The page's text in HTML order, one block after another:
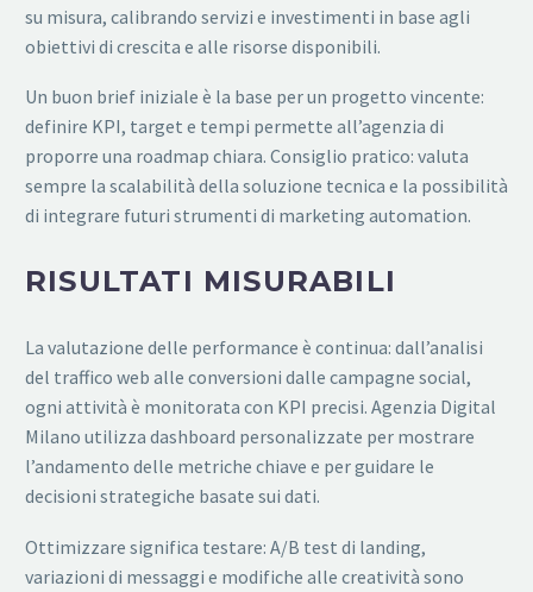
su misura, calibrando servizi e investimenti in base agli
obiettivi di crescita e alle risorse disponibili.
Un buon brief iniziale è la base per un progetto vincente:
definire KPI, target e tempi permette all’agenzia di
proporre una roadmap chiara. Consiglio pratico: valuta
sempre la scalabilità della soluzione tecnica e la possibilità
di integrare futuri strumenti di marketing automation.
RISULTATI MISURABILI
La valutazione delle performance è continua: dall’analisi
del traffico web alle conversioni dalle campagne social,
ogni attività è monitorata con KPI precisi. Agenzia Digital
Milano utilizza dashboard personalizzate per mostrare
l’andamento delle metriche chiave e per guidare le
decisioni strategiche basate sui dati.
Ottimizzare significa testare: A/B test di landing,
variazioni di messaggi e modifiche alle creatività sono